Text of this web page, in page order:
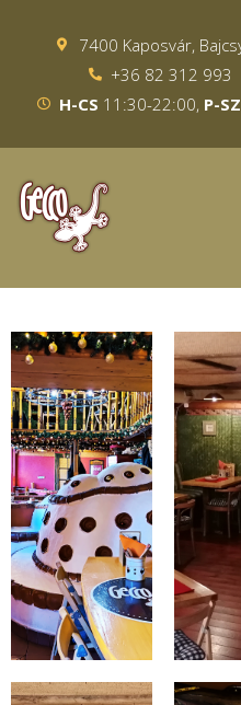
7400 Kaposvár,
+36 82 312 993
H-CS 11:30-22:00, P-SZ